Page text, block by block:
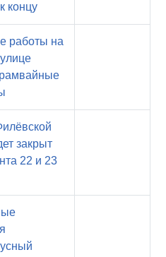
концу
работы на
закрыт
22 и 23